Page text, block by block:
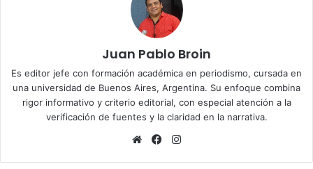
Juan Pablo Broin
Es editor jefe con formación académica en periodismo, cursada en
una universidad de Buenos Aires, Argentina. Su enfoque combina
rigor informativo y criterio editorial, con especial atención a la
verificación de fuentes y la claridad en la narrativa.
Sitio
Facebook